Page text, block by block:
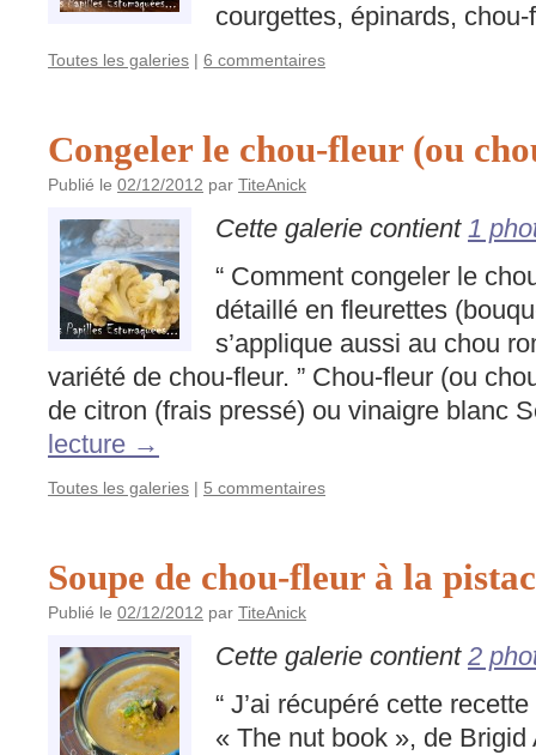
courgettes, épinards,
Toutes les galeries | 6 commentaires
Congeler le chou-fleur (ou
Publié le 02/12/2012 par TiteAnick
Cette galerie contient 1
“ Comment congeler le
détaillé en fleurettes
s’applique aussi au chou
variété de chou-fleur. ” Chou-fleur (ou
de citron (frais pressé) ou vinaigre blanc
lecture →
Toutes les galeries | 5 commentaires
Soupe de chou-fleur à la
Publié le 02/12/2012 par TiteAnick
Cette galerie contient 2
“ J’ai récupéré cette
« The nut book », de